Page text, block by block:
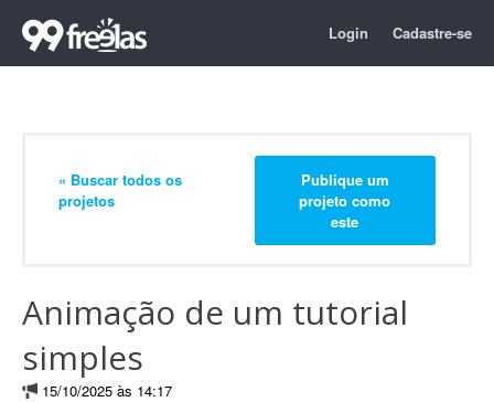
Login Cadastre-se
« Buscar todos os
projetos
Publique um
projeto como
este
Animação de um tutorial
simples
15/10/2025 às 14:17